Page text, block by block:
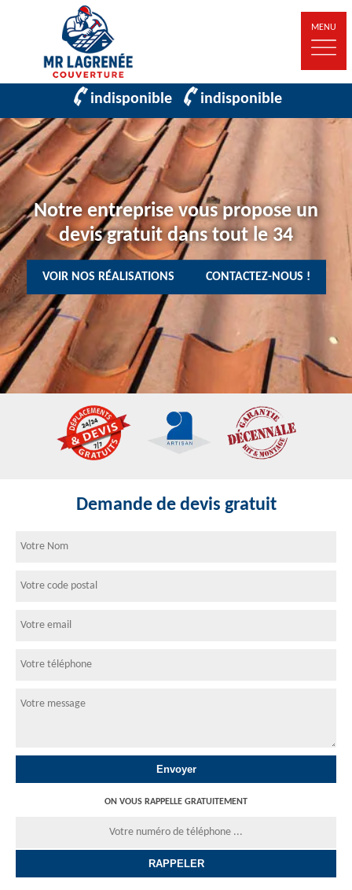
MENU
indisponible indisponible
Notre entreprise vous propose un
devis gratuit dans tout le 34
VOIR NOS RÉALISATIONS CONTACTEZ-NOUS !
Demande de devis gratuit
ON VOUS RAPPELLE GRATUITEMENT